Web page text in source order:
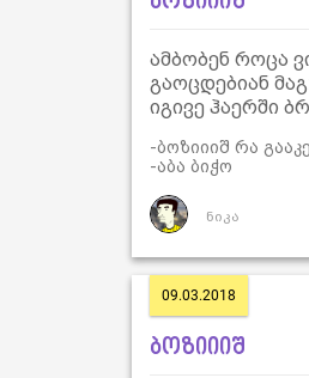
ამბობენ როცა
გაოცდებიან
იგივე ჰაერში
-ბოზიიიშ რა
-აბა ბიჭო
ნიკა
09.03.2018
ბოზიიიშ